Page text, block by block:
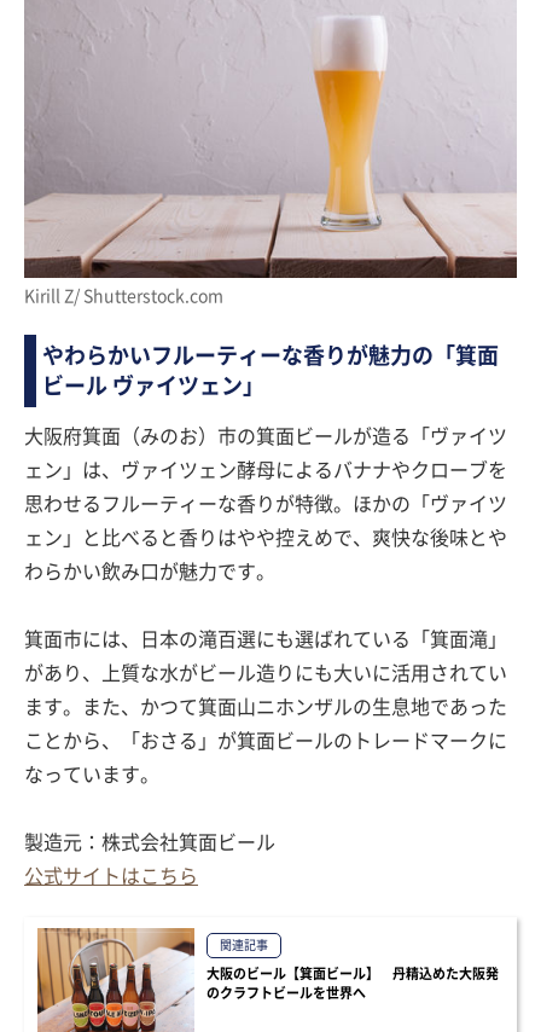
Kirill Z/ Shutterstock.com
やわらかいフルーティーな香りが魅力の「箕面
ビール ヴァイツェン」
大阪府箕面（みのお）市の箕面ビールが造る「ヴァイツ
ェン」は、ヴァイツェン酵母によるバナナやクローブを
思わせるフルーティーな香りが特徴。ほかの「ヴァイツ
ェン」と比べると香りはやや控えめで、爽快な後味とや
わらかい飲み口が魅力です。
箕面市には、日本の滝百選にも選ばれている「箕面滝」
があり、上質な水がビール造りにも大いに活用されてい
ます。また、かつて箕面山ニホンザルの生息地であった
ことから、「おさる」が箕面ビールのトレードマークに
なっています。
製造元：株式会社箕面ビール
公式サイトはこちら
関連記事
大阪のビール【箕面ビール】 丹精込めた大阪発
のクラフトビールを世界へ